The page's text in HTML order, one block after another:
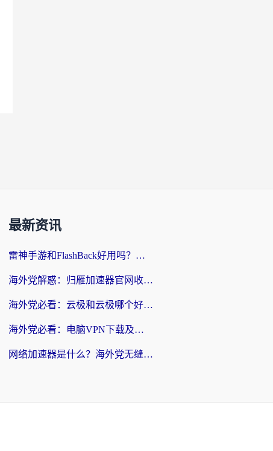
最新资讯
雷神手游和FlashBack好用吗？海外党亲测指南，避开破解版坑轻松访问国内资源
海外党解惑：归雁加速器官网收费吗？+3个回国加速问题的真实答案
海外党必看：云极和云极哪个好？3分钟选对回国加速器，无缝访问国内资源
海外党必看：电脑VPN下载及回国加速器选择指南——无缝访问国内资源不再难
网络加速器是什么？海外党无缝刷剧、看NBA的实用指南